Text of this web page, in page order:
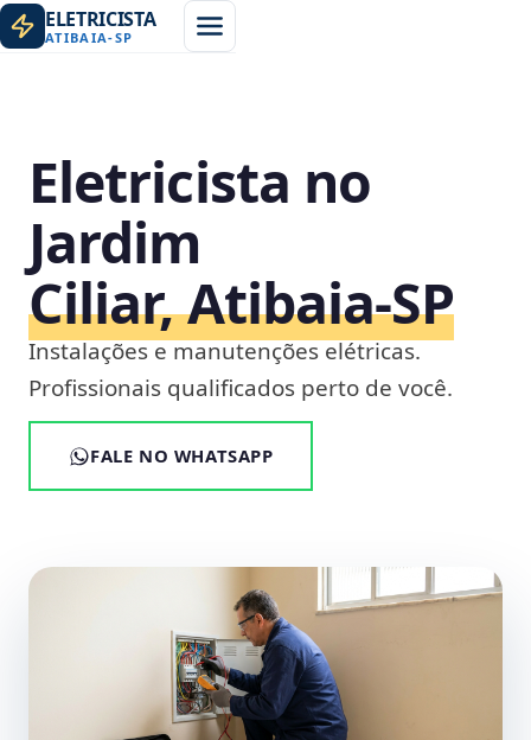
ELETRICISTA
ATIBAIA-SP
Eletricista no
Jardim
Ciliar, Atibaia‑SP
Instalações e manutenções elétricas.
Profissionais qualificados perto de você.
FALE NO WHATSAPP